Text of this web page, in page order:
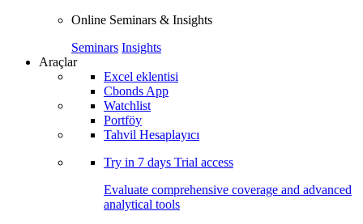
Online Seminars & Insights
Seminars Insights
Araçlar
Excel eklentisi
Cbonds App
Watchlist
Portföy
Tahvil Hesaplayıcı
Try in 7 days Trial access
Evaluate comprehensive coverage and advanced
analytical tools